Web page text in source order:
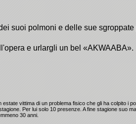
suoi polmoni e delle sue
e urlargli un bel «AKWAABA».
estate vittima di un problema fisico che gli ha colpito i
Per lui solo 10 presenze. A fine stagione suo
30 anni.